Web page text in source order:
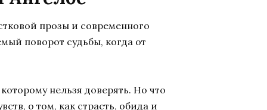
прозы и современного
поворот судьбы, когда от
нельзя доверять. Но что
о том, как страсть, обида и